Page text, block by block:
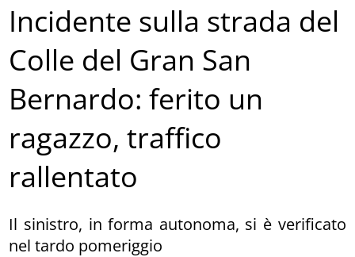
Incidente sulla strada del
Colle del Gran San
Bernardo: ferito un
ragazzo, traffico
rallentato
Il sinistro, in forma autonoma, si è verificato
nel tardo pomeriggio